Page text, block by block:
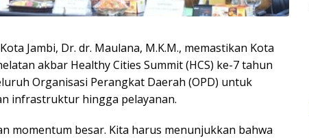
Jambi, Dr. dr. Maulana, M.K.M., memastikan Kota
akbar Healthy Cities Summit (HCS) ke-7 tahun
Organisasi Perangkat Daerah (OPD) untuk
infrastruktur hingga pelayanan.​
momentum besar. Kita harus menunjukkan bahwa